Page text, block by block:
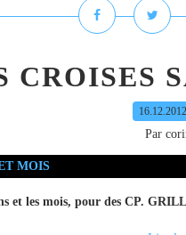
CROISES
16.12.2012
Par
et les mois, pour des CP.